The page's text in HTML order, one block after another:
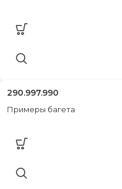
290.997.990
Примеры багета